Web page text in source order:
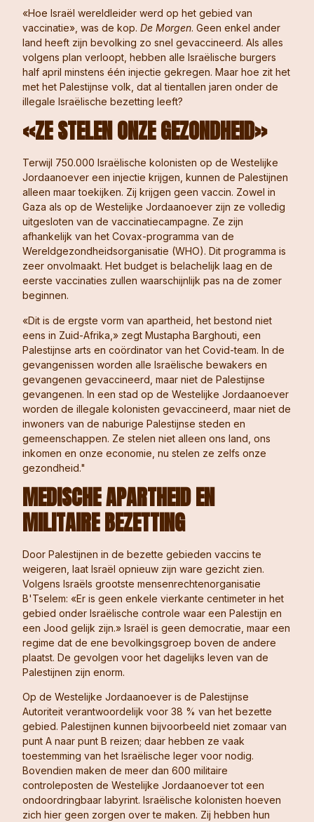
«Hoe Israël wereldleider werd op het gebied van
vaccinatie», was de kop. De Morgen. Geen enkel ander
land heeft zijn bevolking zo snel gevaccineerd. Als alles
volgens plan verloopt, hebben alle Israëlische burgers
half april minstens één injectie gekregen. Maar hoe zit het
met het Palestijnse volk, dat al tientallen jaren onder de
illegale Israëlische bezetting leeft?
«ZE STELEN ONZE GEZONDHEID»
Terwijl 750.000 Israëlische kolonisten op de Westelijke
Jordaanoever een injectie krijgen, kunnen de Palestijnen
alleen maar toekijken. Zij krijgen geen vaccin. Zowel in
Gaza als op de Westelijke Jordaanoever zijn ze volledig
uitgesloten van de vaccinatiecampagne. Ze zijn
afhankelijk van het Covax-programma van de
Wereldgezondheidsorganisatie (WHO). Dit programma is
zeer onvolmaakt. Het budget is belachelijk laag en de
eerste vaccinaties zullen waarschijnlijk pas na de zomer
beginnen.
«Dit is de ergste vorm van apartheid, het bestond niet
eens in Zuid-Afrika,» zegt Mustapha Barghouti, een
Palestijnse arts en coördinator van het Covid-team. In de
gevangenissen worden alle Israëlische bewakers en
gevangenen gevaccineerd, maar niet de Palestijnse
gevangenen. In een stad op de Westelijke Jordaanoever
worden de illegale kolonisten gevaccineerd, maar niet de
inwoners van de naburige Palestijnse steden en
gemeenschappen. Ze stelen niet alleen ons land, ons
inkomen en onze economie, nu stelen ze zelfs onze
gezondheid."
MEDISCHE APARTHEIDEN
MILITAIRE BEZETTING
Door Palestijnen in de bezette gebieden vaccins te
weigeren, laat Israël opnieuw zijn ware gezicht zien.
Volgens Israëls grootste mensenrechtenorganisatie
B'Tselem: «Er is geen enkele vierkante centimeter in het
gebied onder Israëlische controle waar een Palestijn en
een Jood gelijk zijn.» Israël is geen democratie, maar een
regime dat de ene bevolkingsgroep boven de andere
plaatst. De gevolgen voor het dagelijks leven van de
Palestijnen zijn enorm.
Op de Westelijke Jordaanoever is de Palestijnse
Autoriteit verantwoordelijk voor 38 % van het bezette
gebied. Palestijnen kunnen bijvoorbeeld niet zomaar van
punt A naar punt B reizen; daar hebben ze vaak
toestemming van het Israëlische leger voor nodig.
Bovendien maken de meer dan 600 militaire
controleposten de Westelijke Jordaanoever tot een
ondoordringbaar labyrint. Israëlische kolonisten hoeven
zich hier geen zorgen over te maken. Zij hebben hun